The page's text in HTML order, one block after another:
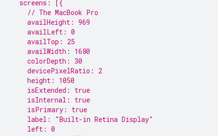
  screens: [{
    // The MacBook Pro
    availHeight: 969
    availLeft: 0
    availTop: 25
    availWidth: 1680
    colorDepth: 30
    devicePixelRatio: 2
    height: 1050
    isExtended: true
    isInternal: true
    isPrimary: true
    label: "Built-in Retina Display"
    left: 0